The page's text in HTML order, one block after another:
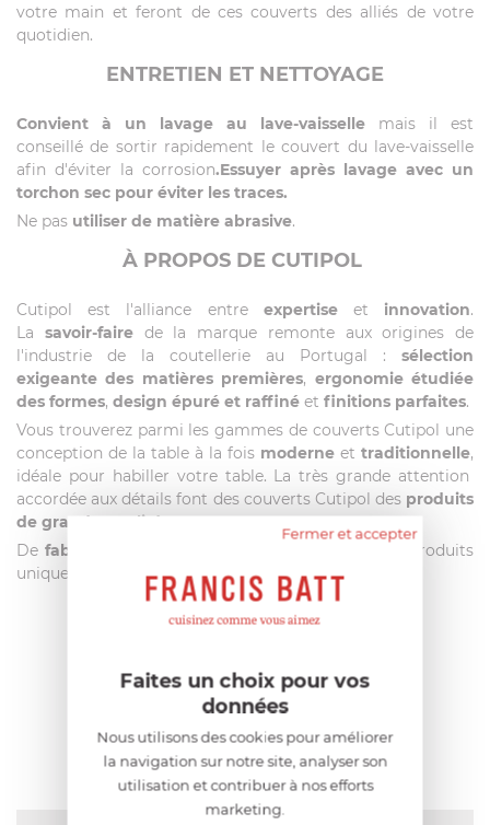
votre main et feront de ces couverts des alliés de votre
quotidien.
ENTRETIEN ET NETTOYAGE
Convient à un lavage au lave-vaisselle mais il est
conseillé de sortir rapidement le couvert du lave-vaisselle
afin d'éviter la corrosion.Essuyer après lavage avec un
torchon sec pour éviter les traces.
Ne pas utiliser de matière abrasive.
À PROPOS DE CUTIPOL
Cutipol est l'alliance entre expertiseet innovation.
La savoir-fairede la marque remonte aux origines de
l'industrie de la coutellerie au Portugal : sélection
exigeante des matières premières, ergonomie étudiée
des formes, design épuré et raffiné et finitions parfaites.
Vous trouverez parmi les gammes de couverts Cutipol une
conception de la table à la fois moderne et traditionnelle,
idéale pour habiller votre table. La très grande attention
accordée aux détails font des couverts Cutipol des produits
de grande qualité.
De fabrication artisanale
, Cutipol vous offre des produits
uniques, d'exception.
AVIS CLIENT
Fermer et accepter
Faites un choix pour vos
données
Nous utilisons des cookies pour améliorer
la navigation sur notre site, analyser son
utilisation et contribuer à nos efforts
marketing.